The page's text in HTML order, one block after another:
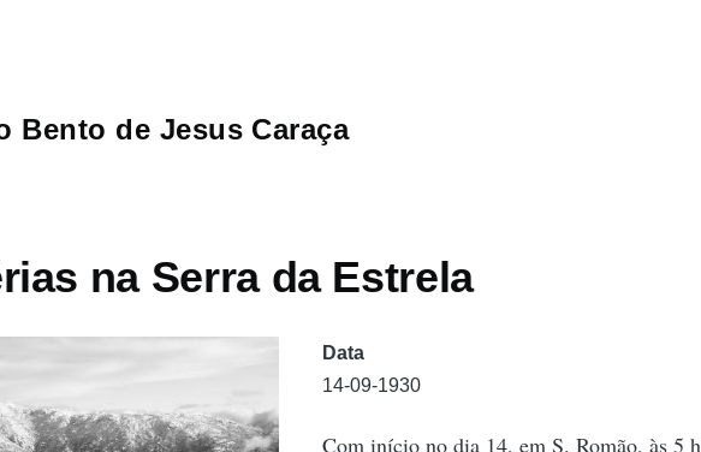
Bento de Jesus Caraça
na Serra da Estrela
Data
14-09-1930
Com início no dia 14, em S. Romão, às 5